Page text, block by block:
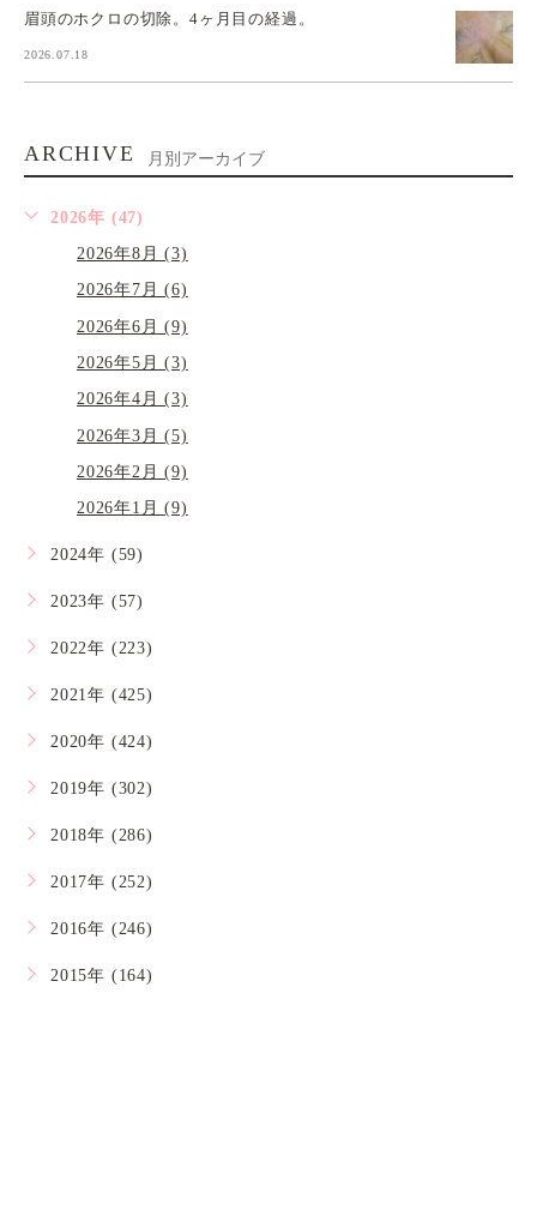
眉頭のホクロの切除。4ヶ月目の経過。
2026.07.18
ARCHIVE 月別アーカイブ
2026年 (47)
2026年8月 (3)
2026年7月 (6)
2026年6月 (9)
2026年5月 (3)
2026年4月 (3)
2026年3月 (5)
2026年2月 (9)
2026年1月 (9)
2024年 (59)
2023年 (57)
2022年 (223)
2021年 (425)
2020年 (424)
2019年 (302)
2018年 (286)
2017年 (252)
2016年 (246)
2015年 (164)